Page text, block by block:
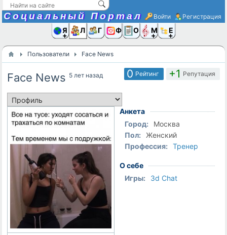
Социальный Портал Войти Регистрация
Я иЛюди
Группы
Фото Ещё
Пользователи Face News
Face News 5 лет назад +1 Репутация
0 Рейтинг
Анкета
Город:
Москва
Пол:
Женский
Профессия:
Тренер
О себе
Игры:
3d Chat